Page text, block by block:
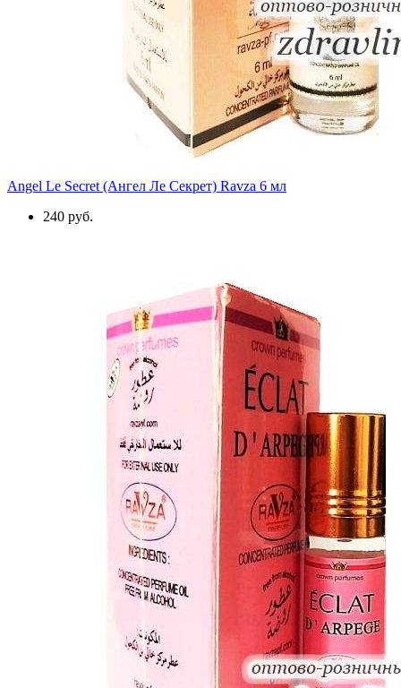
Angel Le Secret (Ангел Ле Секрет) Ravza 6 мл
240 руб.